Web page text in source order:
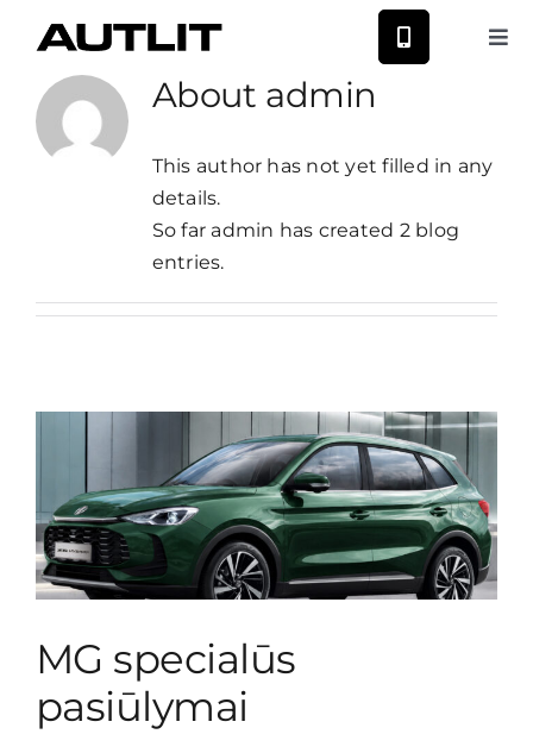
content
Nauji Nissan
Naudoti automobiliai
Naujienos
Pasiūlymai
Kontaktai
About admin
This author has not yet filled in any
details.
So far admin has created 2 blog
entries.
MG specialūs
pasiūlymai